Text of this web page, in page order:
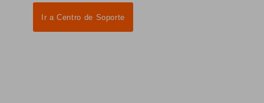
Ir a Centro de Soporte